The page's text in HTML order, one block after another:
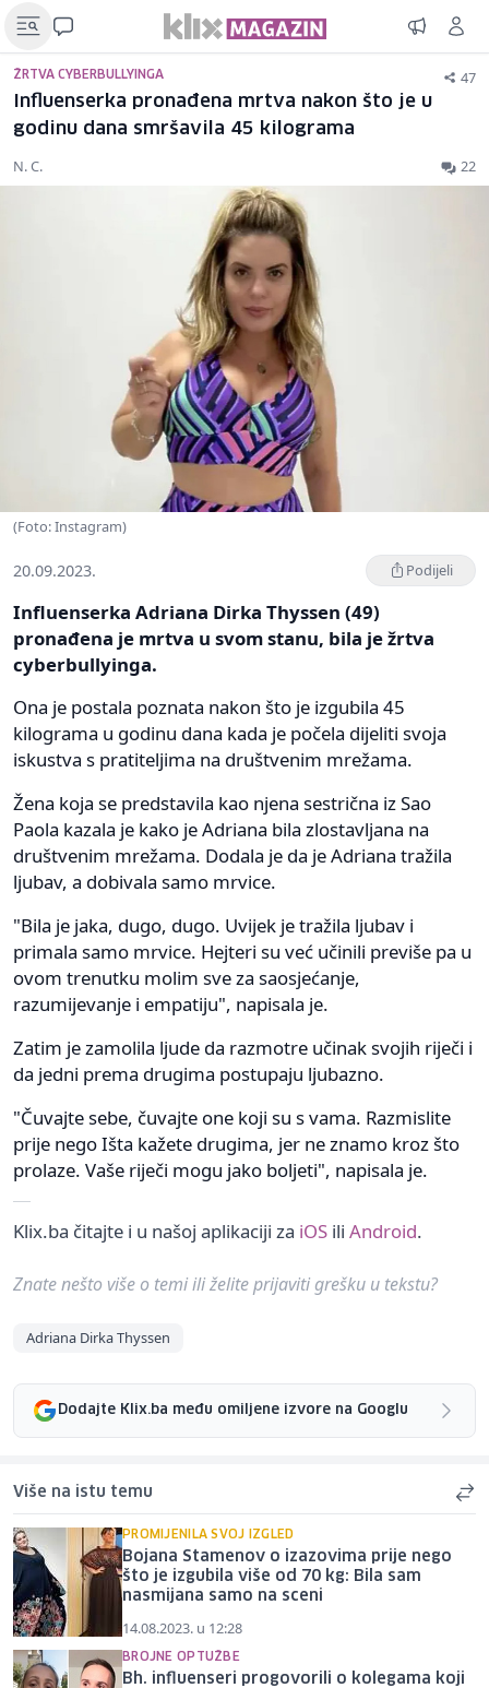
ŽRTVA CYBERBULLYINGA 47
Influenserka pronađena mrtva nakon što je u
godinu dana smršavila 45 kilograma
N. C. 22
(Foto: Instagram)
20.09.2023. Podijeli
Influenserka Adriana Dirka Thyssen (49)
pronađena je mrtva u svom stanu, bila je žrtva
cyberbullyinga.
Ona je postala poznata nakon što je izgubila 45
kilograma u godinu dana kada je počela dijeliti svoja
iskustva s pratiteljima na društvenim mrežama.
Žena koja se predstavila kao njena sestrična iz Sao
Paola kazala je kako je Adriana bila zlostavljana na
društvenim mrežama. Dodala je da je Adriana tražila
ljubav, a dobivala samo mrvice.
"Bila je jaka, dugo, dugo. Uvijek je tražila ljubav i
primala samo mrvice. Hejteri su već učinili previše pa u
ovom trenutku molim sve za saosjećanje,
razumijevanje i empatiju", napisala je.
Zatim je zamolila ljude da razmotre učinak svojih riječi i
da jedni prema drugima postupaju ljubazno.
"Čuvajte sebe, čuvajte one koji su s vama. Razmislite
prije nego Išta kažete drugima, jer ne znamo kroz što
prolaze. Vaše riječi mogu jako boljeti", napisala je.
Klix.ba čitajte i u našoj aplikaciji za iOS ili Android.
Znate nešto više o temi ili želite prijaviti grešku u tekstu?
Adriana Dirka Thyssen
Dodajte Klix.ba među omiljene izvore na Googlu
Više na istu temu
PROMIJENILA SVOJ IZGLED
Bojana Stamenov o izazovima prije nego
što je izgubila više od 70 kg: Bila sam
nasmijana samo na sceni
14.08.2023. u 12:28
BROJNE OPTUŽBE
Bh. influenseri progovorili o kolegama koji